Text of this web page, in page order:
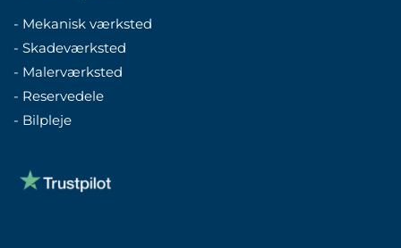
- Mekanisk værksted
- Skadeværksted
- Malerværksted
- Reservedele
- Bilpleje